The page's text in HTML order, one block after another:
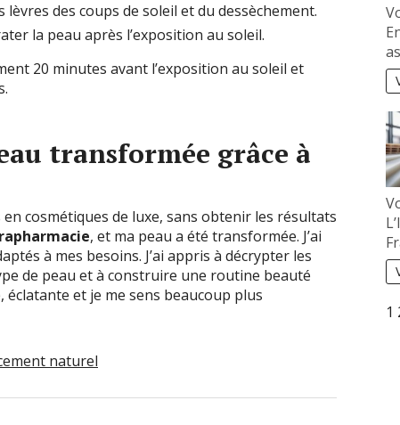
des coups de soleil et du dessèchement.
la peau après l’exposition au soleil.
20 minutes avant l’exposition au soleil et
transformée grâce à
cosmétiques de luxe, sans obtenir les résultats
, et ma peau a été transformée. J’ai
à mes besoins. J’ai appris à décrypter les
de peau et à construire une routine beauté
éclatante et je me sens beaucoup plus
naturel
1